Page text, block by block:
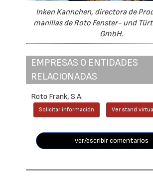
Inken Kannchen, directora de
manillas de Roto Fenster- und
GmbH.
EMPRESAS O ENTIDADES
RELACIONADAS
Roto Frank, S.A.
Solicitar información Ver stand
ver/escribir comentarios